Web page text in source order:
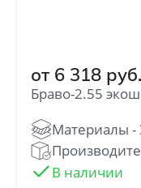
от 6 318
Браво-2.55
Нажимая